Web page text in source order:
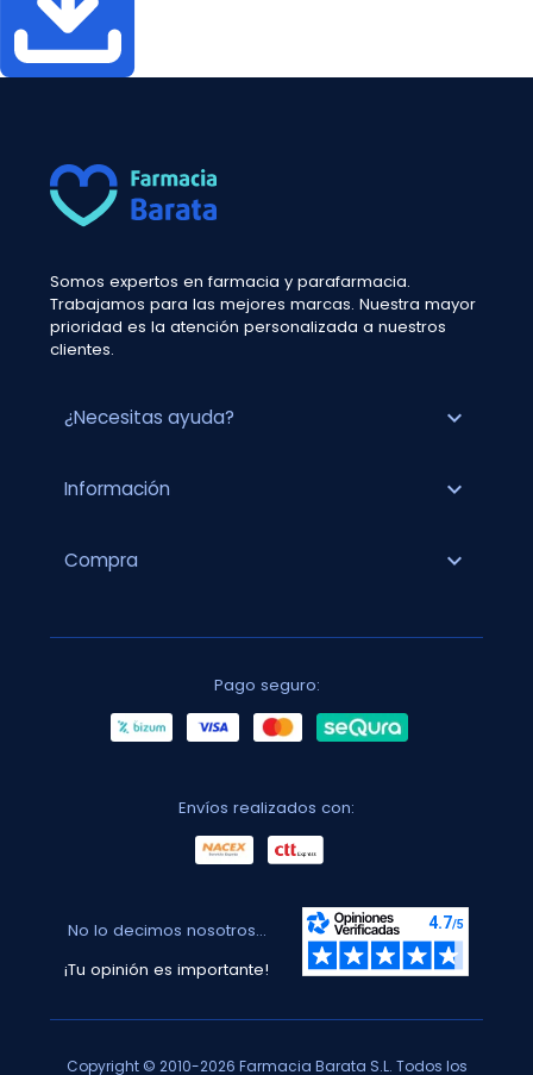
Somos expertos en farmacia y parafarmacia.
Trabajamos para las mejores marcas. Nuestra mayor
prioridad es la atención personalizada a nuestros
clientes.
¿Necesitas ayuda? expand_more
Información expand_more
Compra expand_more
Pago seguro:
Envíos realizados con:
No lo decimos nosotros...
¡Tu opinión es importante!
Copyright © 2010-2026 Farmacia Barata S.L. Todos los